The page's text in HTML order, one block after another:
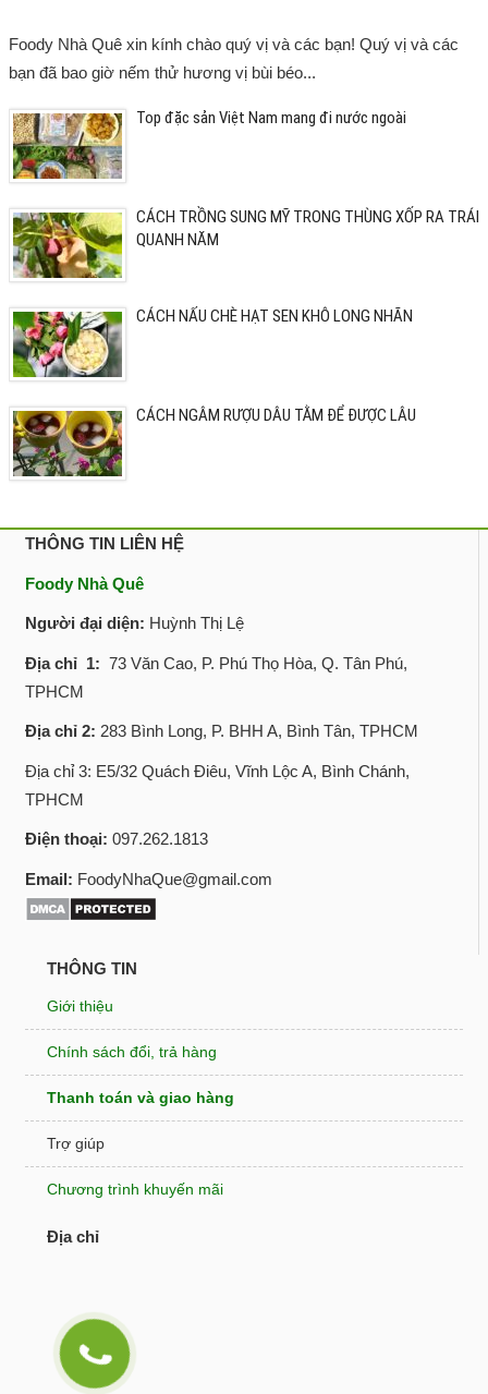
Foody Nhà Quê xin kính chào quý vị và các bạn! Quý vị và các
bạn đã bao giờ nếm thử hương vị bùi béo...
Top đặc sản Việt Nam mang đi nước ngoài
CÁCH TRỒNG SUNG MỸ TRONG THÙNG XỐP RA TRÁI
QUANH NĂM
CÁCH NẤU CHÈ HẠT SEN KHÔ LONG NHÃN
CÁCH NGÂM RƯỢU DÂU TẰM ĐỂ ĐƯỢC LÂU
THÔNG TIN LIÊN HỆ
Foody Nhà Quê
Người đại diện: Huỳnh Thị Lệ
Địa chỉ 1: 73 Văn Cao, P. Phú Thọ Hòa, Q. Tân Phú,
TPHCM
Địa chỉ 2: 283 Bình Long, P. BHH A, Bình Tân, TPHCM
Địa chỉ 3: E5/32 Quách Điêu, Vĩnh Lộc A, Bình Chánh,
TPHCM
Điện thoại: 097.262.1813
Email: FoodyNhaQue@gmail.com
THÔNG TIN
Giới thiệu
Chính sách đổi, trả hàng
Thanh toán và giao hàng
Trợ giúp
Chương trình khuyến mãi
Địa chỉ